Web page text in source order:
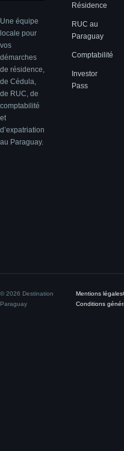
Une équipe
locale pour
vos
démarches
de résidence,
de Cédula,
de RUC, de
comptabilité
et
d’expatriation
au Paraguay.
Résidence
RUC au
Paraguay
Comptabilité
Investor
Pass
© 2026 Destination
Paraguay
Mentions légales
Conditions